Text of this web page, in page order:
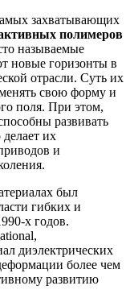
захватывающих
полимеров
называемые
новые горизонты в
отрасли. Суть их
свою форму и
поля. При этом,
развивать
их
и
был
гибких и
х годов.
диэлектрических
более чем
развитию